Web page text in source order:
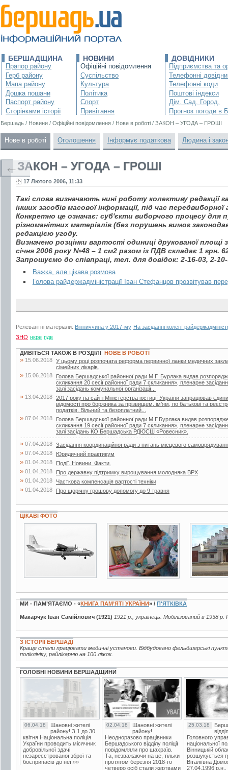
БЕРШАДЩИНА
Прапор району
Герб району
Мапа району
Дошка пошани
Паспорт району
Сторінками історії
НОВИНИ
Офіційні повідомлення
Суспільство
Культура
Політика
Спорт
Привітання
ДОВІДНИКИ
Підприємства та
Телефонні
Телефонні коди
Поштові індекси
Дім. Сад. Город.
Прогноз погоди в
Бершадь / Новини / Офіційні повідомлення / Нове в роботі / ЗАКОН – УГОДА – ГРОШІ
Нове в роботі Оголошення Інформує податкова Людина і
ЗАКОН – УГОДА – ГРОШІ
17 Лютого 2006, 11:33
Такі слова визначають нині роботу колективу редакції
інших засобів масової інформації, під час передвиборної
Конкретно це означає: суб'єкти виборчого процесу для
різноманітних матеріалів (без порушень вимог
редакцією угоду.
Визначено розцінки вартості одиниці друкованої площі
січня 2006 року №48 – 1 см2 разом із ПДВ складає 1 грн.
Запрошуємо до співпраці, тел. для довідок: 2-16-03, 2-
Важка, але цікава розмова
Голова райдержадміністрації Іван Стефанцов прозвітував
Релевантні матеріали: Вінниччина у 2017-му На засіданні колегії
ЗНО нкре пдв
←
ДИВІТЬСЯ ТАКОЖ В РОЗДІЛІ НОВЕ В РОБОТІ
» 15.06.2018 У цьому році розпочата реформа первинної ланки медичних
сімейних лікарів.
» 15.06.2018
Голова Бершадської районної ради М.Г. Бурлака видав
скликання 20 сесії районної ради 7 скликання», пленарне
залі засідань комунальної організації...
» 13.04.2018 2017 року на сайті Міністерства юстиції України запрацював
відомості про боржника за прізвищем, ім’ям, по батькові та
податків. Вільний та безоплатний...
» 07.04.2018
Голова Бершадської районної ради М.Г.Бурлака видав
скликання 19 сесії районної ради 7 скликання», пленарне
залі засідань КО Бершадська РДЮСШ «Ровесник».
» 07.04.2018 Засідання координаційної ради з питань місцевого
» 07.04.2018 Юридичний практикум
» 01.04.2018 Події. Новини. Факти.
» 01.04.2018 Про державну підтримку вирощування молодняка ВРХ
» 01.04.2018 Часткова компенсація вартості техніки
» 01.04.2018 Про щорічну грошову допомогу до 9 травня
ЦІКАВІ ФОТО
8 фото 6 фото
МИ - ПАМ’ЯТАЄМО - «КНИГА ПАМ’ЯТІ УКРАЇНИ» / П'ЯТКІВКА
Макарчук Іван Самійлович (1921) 1921 р., українець. Мобілізований в 1938
З ІСТОРІЇ БЕРШАДІ
Краще стали працювати медичні установи. Відбудовано фельдшерські
поліклініку, райлікарню на 100 ліжок.
ГОЛОВНІ НОВИНИ БЕРШАДЩИНИ
06.04.18
Шановні жителі
району! З 1 до 30
квітня Національна поліція
України проводить місячник
добровільної здачі
незареєстрованої зброї та
боєприпасів до неї.»»
02.04.18
Шановні жителі
району!
Неодноразово працівники
Бершадського відділу поліції
повідомляли про шахраїв.
Та, незважаючи на це, тільки
протягом березня 2018-го
четверо осіб стали жертвами
25.03.18
Головного
національної
Вінницькій
розшукується
Віталіївна
27.04.1996 р.н.,